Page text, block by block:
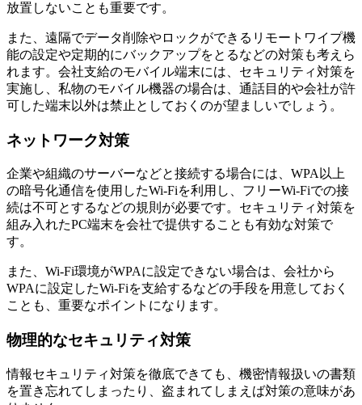
放置しないことも重要です。
また、遠隔でデータ削除やロックができるリモートワイプ機
能の設定や定期的にバックアップをとるなどの対策も考えら
れます。会社支給のモバイル端末には、セキュリティ対策を
実施し、私物のモバイル機器の場合は、通話目的や会社が許
可した端末以外は禁止としておくのが望ましいでしょう。
ネットワーク対策
企業や組織のサーバーなどと接続する場合には、WPA以上
の暗号化通信を使用したWi-Fiを利用し、フリーWi-Fiでの接
続は不可とするなどの規則が必要です。セキュリティ対策を
組み入れたPC端末を会社で提供することも有効な対策で
す。
また、Wi-Fi環境がWPAに設定できない場合は、会社から
WPAに設定したWi-Fiを支給するなどの手段を用意しておく
ことも、重要なポイントになります。
物理的なセキュリティ対策
情報セキュリティ対策を徹底できても、機密情報扱いの書類
を置き忘れてしまったり、盗まれてしまえば対策の意味があ